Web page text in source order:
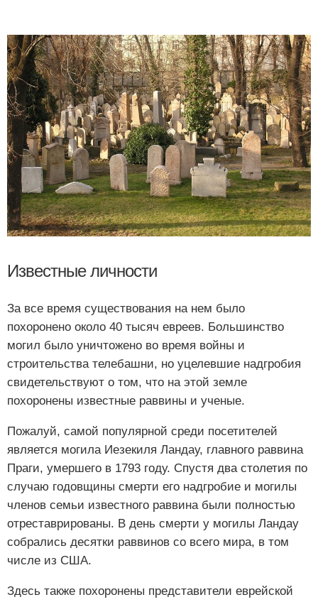
Известные личности
За все время существования на нем было
похоронено около 40 тысяч евреев. Большинство
могил было уничтожено во время войны и
строительства телебашни, но уцелевшие надгробия
свидетельствуют о том, что на этой земле
похоронены известные раввины и ученые.
Пожалуй, самой популярной среди посетителей
является могила Иезекиля Ландау, главного раввина
Праги, умершего в 1793 году. Спустя два столетия по
случаю годовщины смерти его надгробие и могилы
членов семьи известного раввина были полностью
отреставрированы. В день смерти у могилы Ландау
собрались десятки раввинов со всего мира, в том
числе из США.
Здесь также похоронены представители еврейской